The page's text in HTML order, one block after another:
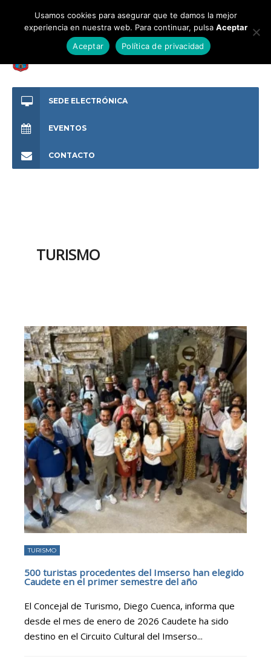
SEDE ELECTRÓNICA
EVENTOS
CONTACTO
TURISMO
TURISMO
500 turistas procedentes del Imserso han elegido
Caudete en el primer semestre del año
El Concejal de Turismo, Diego Cuenca, informa que
desde el mes de enero de 2026 Caudete ha sido
destino en el Circuito Cultural del Imserso...
Usamos cookies para asegurar que te damos la mejor
experiencia en nuestra web. Para continuar, pulsa Aceptar
Aceptar
Política de privacidad